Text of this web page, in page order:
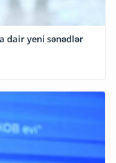
dair yeni sənədlər